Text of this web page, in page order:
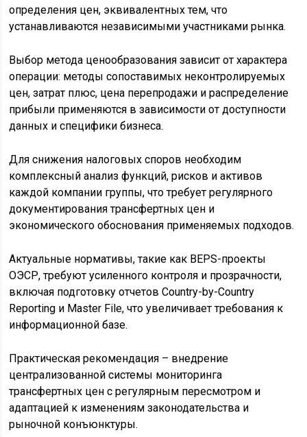
определения цен, эквивалентных тем, что
устанавливаются независимыми участниками рынка.
Выбор метода ценообразования зависит от характера
операции: методы сопоставимых неконтролируемых
цен, затрат плюс, цена перепродажи и распределение
прибыли применяются в зависимости от доступности
данных и специфики бизнеса.
Для снижения налоговых споров необходим
комплексный анализ функций, рисков и активов
каждой компании группы, что требует регулярного
документирования трансфертных цен и
экономического обоснования применяемых подходов.
Актуальные нормативы, такие как BEPS-проекты
ОЭСР, требуют усиленного контроля и прозрачности,
включая подготовку отчетов Country-by-Country
Reporting и Master File, что увеличивает требования к
информационной базе.
Практическая рекомендация – внедрение
централизованной системы мониторинга
трансфертных цен с регулярным пересмотром и
адаптацией к изменениям законодательства и
рыночной конъюнктуры.